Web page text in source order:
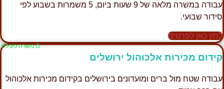
עבודה במשרה מלאה של 9 שעות ביום, 5 משמרות בשבוע לפי
סידור שבועי.
לחץ כאן לפרטים
Ο משרה פעילה
קידום מכירות אלכוהול ירושלים
עבודה שטח מול ברים ומועדונים בירושלים בקידום מכירות אלכוהול